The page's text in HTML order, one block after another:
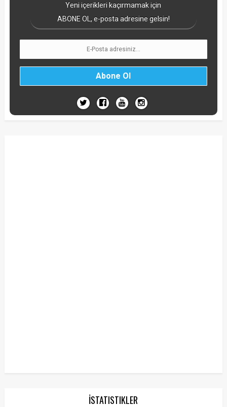
Yeni içerikleri kaçırmamak için
ABONE OL, e-posta adresine gelsin!
İSTATISTIKLER